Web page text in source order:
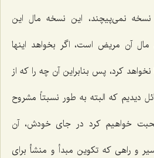
نمی‌پیچند، این نسخه مال این
آن مریض است، اگر بخواهد اینها
كرد، پس بنابراین آن چه را كه از
دیدیم كه البته به طور نسبتاً مشروح
خواهیم كرد در جای خودش، آن
و راهی كه تكوین مبدأ و منشأ برای